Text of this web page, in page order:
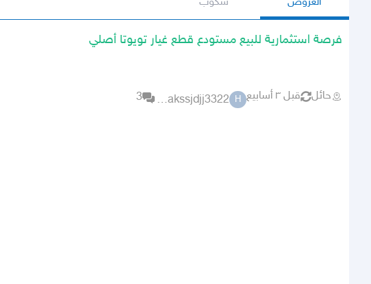
فرصة استثمارية للبيع مستودع قطع غيار تويوتا أصلي
حائل قبل ٣ أسابيع H
hddhhsjakssjdjj3322
3